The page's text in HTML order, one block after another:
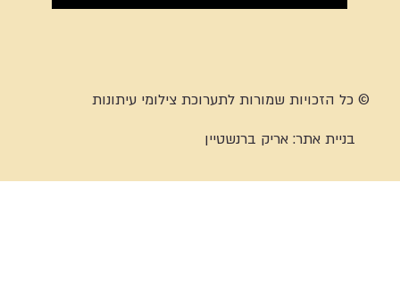
© כל הזכויות שמורות לתערוכת צילומי עיתונות
בניית אתר:אריק ברנשטיין